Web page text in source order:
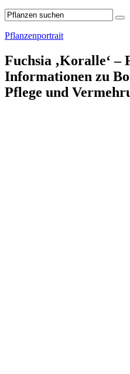
Pflanzenportrait
Fuchsia ‚Koralle‘ –
Informationen zu
Pflege und